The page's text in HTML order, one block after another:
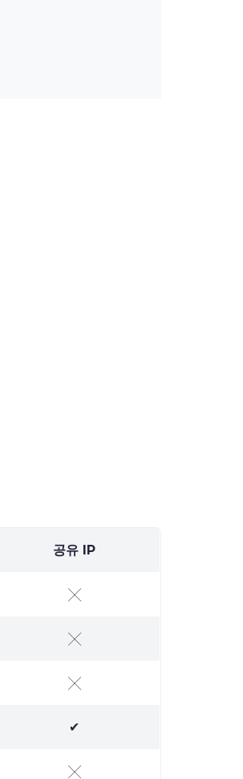
공유 IP
╳
╳
╳
✔
╳